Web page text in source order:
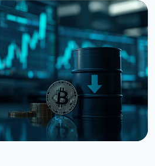
ETH та XRP: CryptoQuant
ринку